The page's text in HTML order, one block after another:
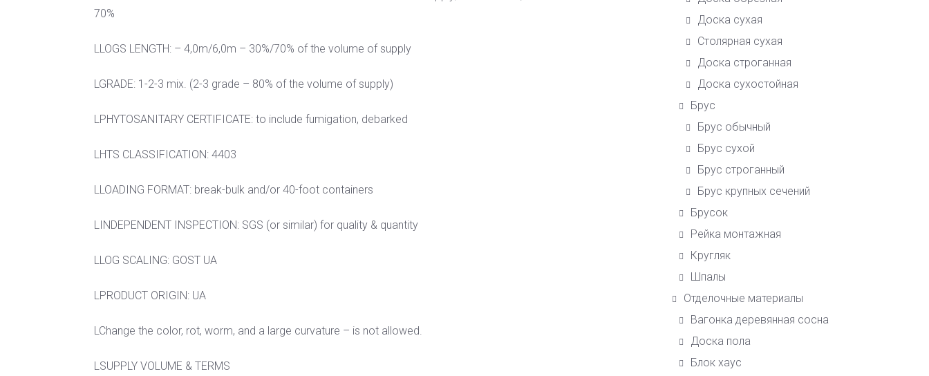
70%
LLOGS LENGTH: – 4,0m/6,0m – 30%/70% of the volume of supply
LGRADE: 1-2-3 mix. (2-3 grade – 80% of the volume of supply)
LPHYTOSANITARY CERTIFICATE: to include fumigation, debarked
LHTS CLASSIFICATION: 4403
LLOADING FORMAT: break-bulk and/or 40-foot containers
LINDEPENDENT INSPECTION: SGS (or similar) for quality & quantity
LLOG SCALING: GOST UA
LPRODUCT ORIGIN: UA
LChange the color, rot, worm, and a large curvature – is not allowed.
LSUPPLY VOLUME & TERMS
Доска сухая
Столярная сухая
Доска строганная
Доска сухостойная
Брус
Брус обычный
Брус сухой
Брус строганный
Брус крупных сечений
Брусок
Рейка монтажная
Кругляк
Шпалы
Отделочные материалы
Вагонка деревянная сосна
Доска пола
Блок хаус